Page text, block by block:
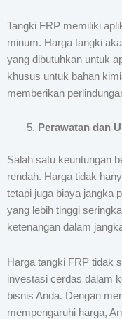
Tangki FRP memiliki
minum. Harga tangki
yang dibutuhkan untuk
khusus untuk bahan
memberikan
Perawatan dan
Salah satu keuntungan
rendah. Harga tidak
tetapi juga biaya jangka
yang lebih tinggi
ketenangan dalam
Harga tangki FRP tidak
investasi cerdas dalam
bisnis Anda. Dengan
mempengaruhi harga,